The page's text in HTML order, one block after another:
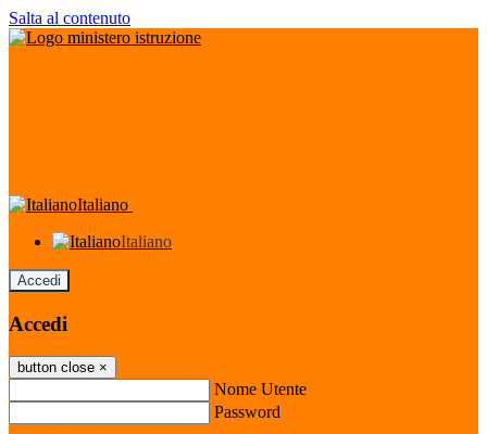
Salta al contenuto
Italiano
Italiano
Accedi
Accedi
button close ×
Nome Utente
Password